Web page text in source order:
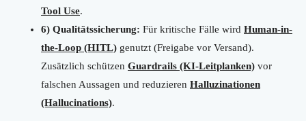
Tool Use.
6) Qualitätssicherung: Für kritische Fälle wird Human-in-
the-Loop (HITL) genutzt (Freigabe vor Versand).
Zusätzlich schützen Guardrails (KI-Leitplanken) vor
falschen Aussagen und reduzieren Halluzinationen
(Hallucinations).